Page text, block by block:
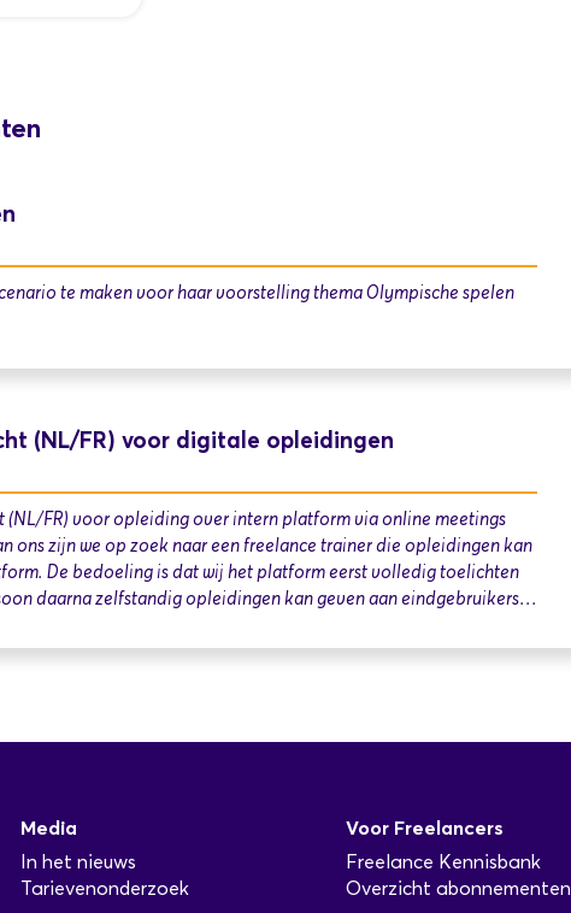
te maken voor haar voorstelling thema Olympische spelen
(NL/FR) voor digitale opleidingen
(NL/FR) voor opleiding over intern platform via online meetings
ons zijn we op zoek naar een freelance trainer die opleidingen kan
De bedoeling is dat wij het platform eerst volledig toelichten
daarna zelfstandig opleidingen kan geven aan eindgebruikers…
Media
In het nieuws
Tarievenonderzoek
Voor Freelancers
Freelance Kennisbank
Overzicht abonnementen